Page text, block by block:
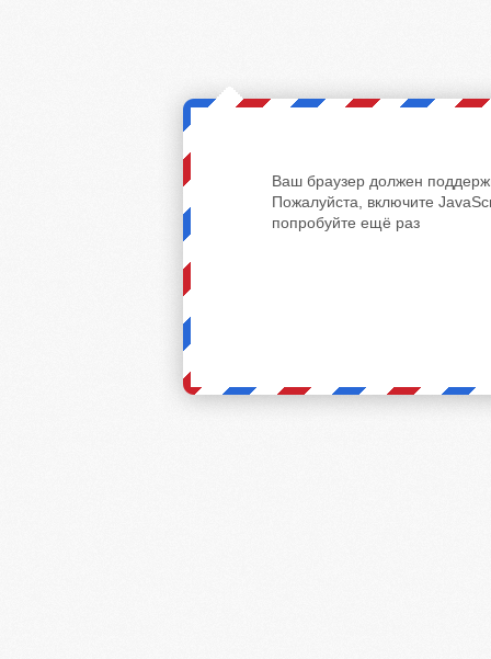
Ваш браузер должен
Пожалуйста, включите
попробуйте ещё раз